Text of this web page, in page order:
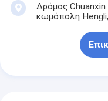
Δρόμος Chuanxin
κωμόπολη